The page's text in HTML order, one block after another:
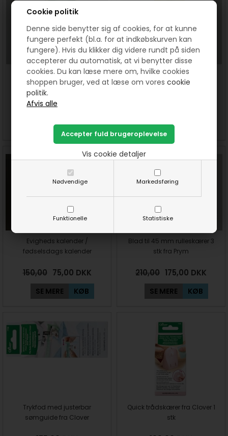
Cookie politik
Denne side benytter sig af cookies, for at kunne
fungere perfekt (bl.a. for at indkøbskurven kan
fungere). Hvis du klikker dig videre rundt på siden
accepterer du automatisk, at vi benytter disse
cookies. Du kan læse mere om, hvilke cookies
shoppen bruger, ved at læse om vorescookie
politik.
Nødvendige Markedsføring
Funktionelle Statistiske
Vis cookie detaljer
Clover Rullekniv med 28 mm
blad.
165,00
SE MERE KØB
Clover Rullekniv med 60 mm
blad.
SE MERE
Evigheds kalender /
fødselsdags kalender
150,00 75,00 DKK
SE MERE KØB
Blad til 45 mm rulleskærer 3
stk fra Prym
210,00 175,00 DKK
SE MERE KØB
Trykfod med justerbar
sømguide fra Clover
Quick trådskærer fra Clover 1
stk